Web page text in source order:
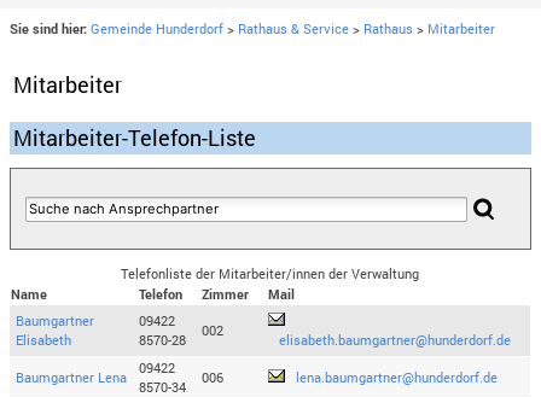
Sie sind hier: Gemeinde Hunderdorf > Rathaus & Service > Rathaus > Mitarbeiter
Mitarbeiter
Mitarbeiter-Telefon-Liste
Telefonliste der Mitarbeiter/innen der Verwaltung
Name
Telefon Zimmer
Mail
Baumgartner
Elisabeth
09422
8570-28
002
elisabeth.baumgartner@hunderdorf.de
Baumgartner Lena
09422
8570-34
006 lena.baumgartner@hunderdorf.de